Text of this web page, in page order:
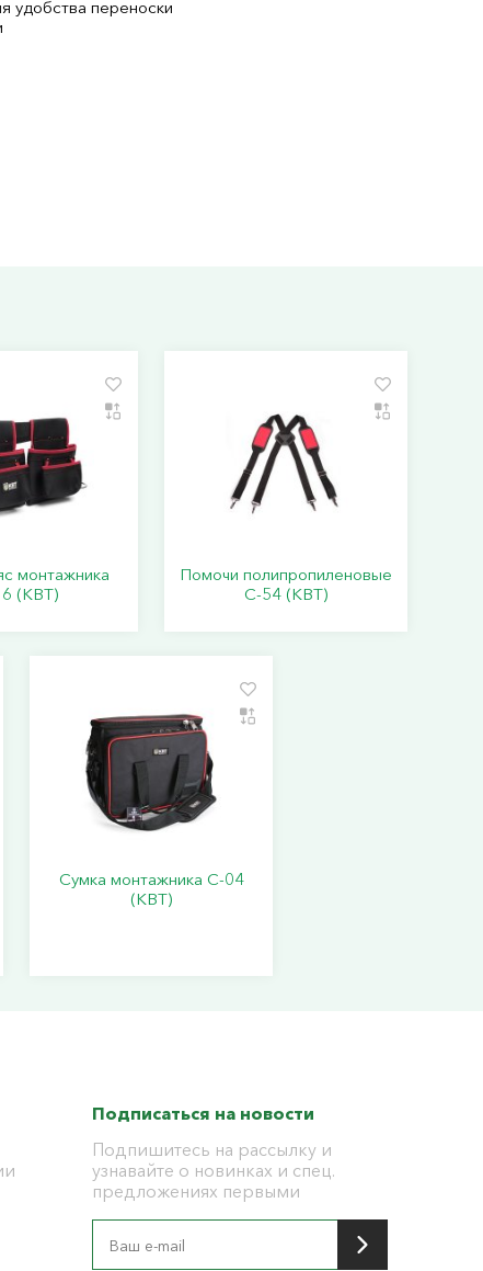
удобства переноски
монтажника
(КВТ)
Помочи полипропиленовые
C-54 (КВТ)
Сумка монтажника С-04
(КВТ)
Подписаться на новости
Подпишитесь на рассылку и
узнавайте о новинках и спец.
предложениях первыми